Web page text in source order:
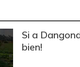
$ 35.000,00
Si a
bien!